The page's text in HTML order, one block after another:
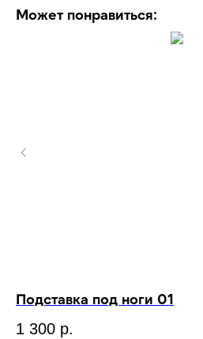
Может понравиться:
Подставка под ноги 01
1 300 р.